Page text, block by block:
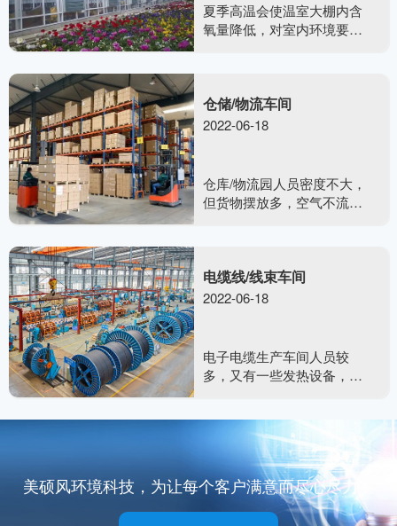
夏季高温会使温室大棚内含
氧量降低，对室内环境要求
这里我们需要把整个室内密
闭空间里的空气流动起了，
仓储/物流车间
2022-06-18
仓库/物流园人员密度不大，
但货物摆放多，空气不流
办法得到根本解决。
电缆线/线束车间
2022-06-18
电子电缆生产车间人员较
多，又有一些发热设备，整
不流通，电子生产车间最高
温度可达到40度左右，在生
产的时候，锡焊机会产生很
刺鼻的烟雾，味道非常难
闻。企业管理人员如果不采
美硕风环境科技，为让每个客户满意而尽心尽力！